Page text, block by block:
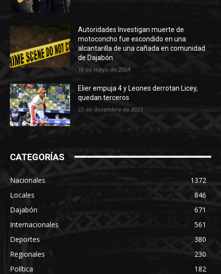
Autoridades Investigan muerte de
motoconcho fue escondido en una
alcantarilla de una cañada en comunidad
de Dajabón.
18 de mayo de 2024
Elier empuja 4 y Leones derrotan Licey,
quedan terceros
23 de diciembre de 2023
CATEGORÍAS
Nacionales
1372
Locales
846
Dajabón
671
Internacionales
561
Deportes
380
Regionales
230
Política
182